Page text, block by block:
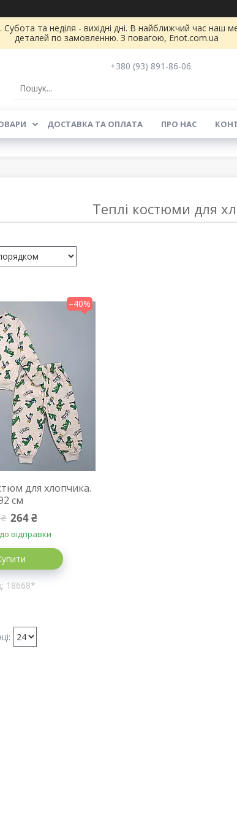
та неділя - вихідні дні. В найближчий час
деталей по замовленню. З повагою, Enot.com.ua
+380 (93) 891-86-06
ДОСТАВКА ТА ОПЛАТА ПРО НАС
Теплі костюми для
–40%
для хлопчика.
см
264 ₴
відправки
18668*